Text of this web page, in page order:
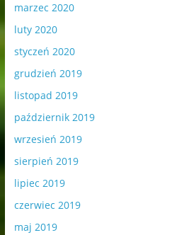
marzec 2020
luty 2020
styczeń 2020
grudzień 2019
listopad 2019
październik 2019
wrzesień 2019
sierpień 2019
lipiec 2019
czerwiec 2019
maj 2019